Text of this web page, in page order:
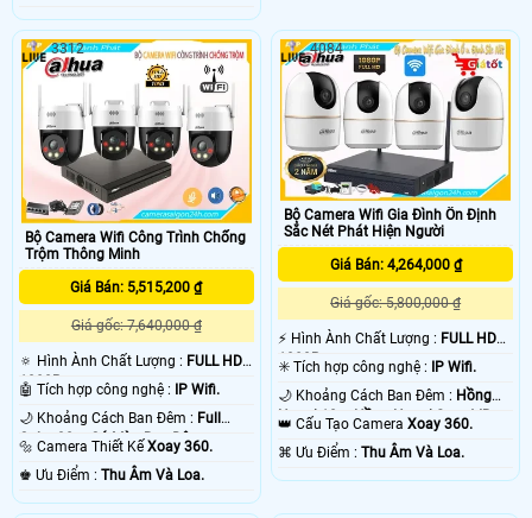
Bộ Camera Wifi Công Trình Chống
Trộm Thông Minh
Giá Bán: 5,515,200 ₫
Giá gốc: 7,640,000 ₫
🔅 Hình Ành Chất Lượng : FULL HD
1080P .
🤖️ Tích hợp công nghệ : IP Wifi.
🌙 Khoảng Cách Ban Đêm : Full
Color 30m Có Màu Ban Ðêm.
🔩 Camera Thiết KếXoay 360.
️♚ Ưu Điểm : Thu Âm Và Loa.
3312
Bộ Camera Wifi Gia Đình Ổn Định
Sắc Nét Phát Hiện Người
Giá Bán: 4,264,000 ₫
Giá gốc: 5,800,000 ₫
️⚡ Hình Ành Chất Lượng : FULL HD
1080P .
✳️ Tích hợp công nghệ : IP Wifi.
🌙 Khoảng Cách Ban Đêm : Hồng
Ngoại 10m Hồng Ngoại Smart IR.
👑 Cấu Tạo CameraXoay 360.
️⌘ Ưu Điểm :Thu Âm Và Loa.
4084